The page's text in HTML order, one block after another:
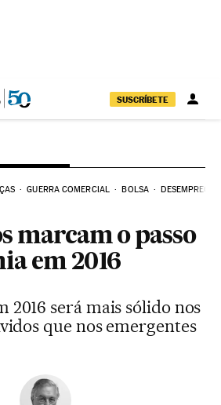
SUSCRÍBETE
GUERRA COMERCIAL BOLSA DESEMPREGO
marcam o passo
em 2016
2016 será mais sólido nos
que nos emergentes